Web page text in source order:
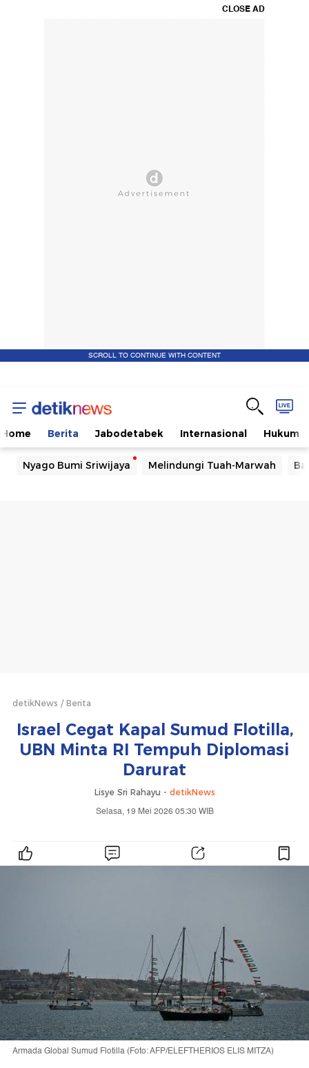
CLOSE AD
SCROLL TO CONTINUE WITH CONTENT
Home Berita Jabodetabek Internasional Hukum
Nyago Bumi Sriwijaya Melindungi Tuah-Marwah
detikNews Berita
Israel Cegat Kapal Sumud Flotilla,
UBN Minta RI Tempuh Diplomasi
Darurat
Lisye Sri Rahayu - detikNews
Selasa, 19 Mei 2026 05:30 WIB
Armada Global Sumud Flotilla (Foto: AFP/ELEFTHERIOS ELIS MITZA)